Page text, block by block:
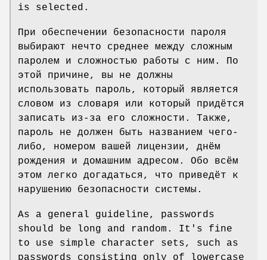
is selected.
При обеспечении безопасности пароля
выбирают нечто среднее между сложным
паролем и сложностью работы с ним. По
этой причине, вы не должны
использовать пароль, который является
словом из словаря или который придётся
записать из-за его сложности. Также,
пароль не должен быть названием чего-
либо, номером вашей лицензии, днём
рождения и домашним адресом. Обо всём
этом легко догадаться, что приведёт к
нарушению безопасности системы.
As a general guideline, passwords
should be long and random. It's fine
to use simple character sets, such as
passwords consisting only of lowercase